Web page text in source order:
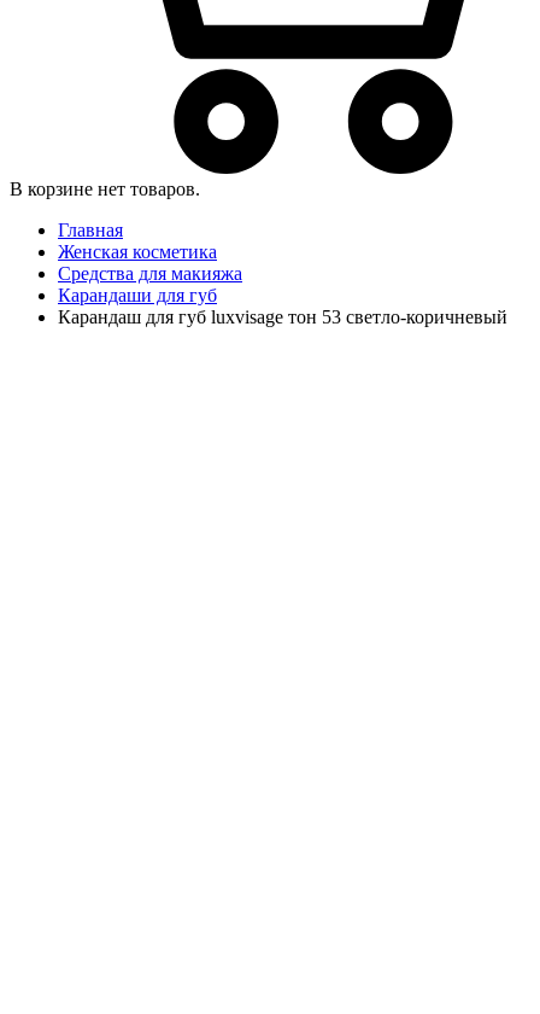
В корзине нет товаров.
Главная
Женская косметика
Средства для макияжа
Карандаши для губ
Карандаш для губ luxvisage тон 53 светло-коричневый